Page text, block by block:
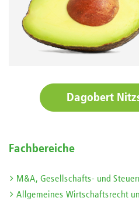
Dagobert
Fachbereiche
M&A, Gesellschafts- und
Allgemeines Wirtschaftsrecht